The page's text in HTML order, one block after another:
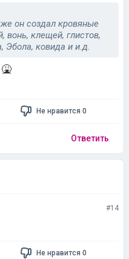
он создал кровяные
вонь, клещей, глистов,
Эбола, ковида и и.д.
Не нравится 0
Ответить
#14
Не нравится 0